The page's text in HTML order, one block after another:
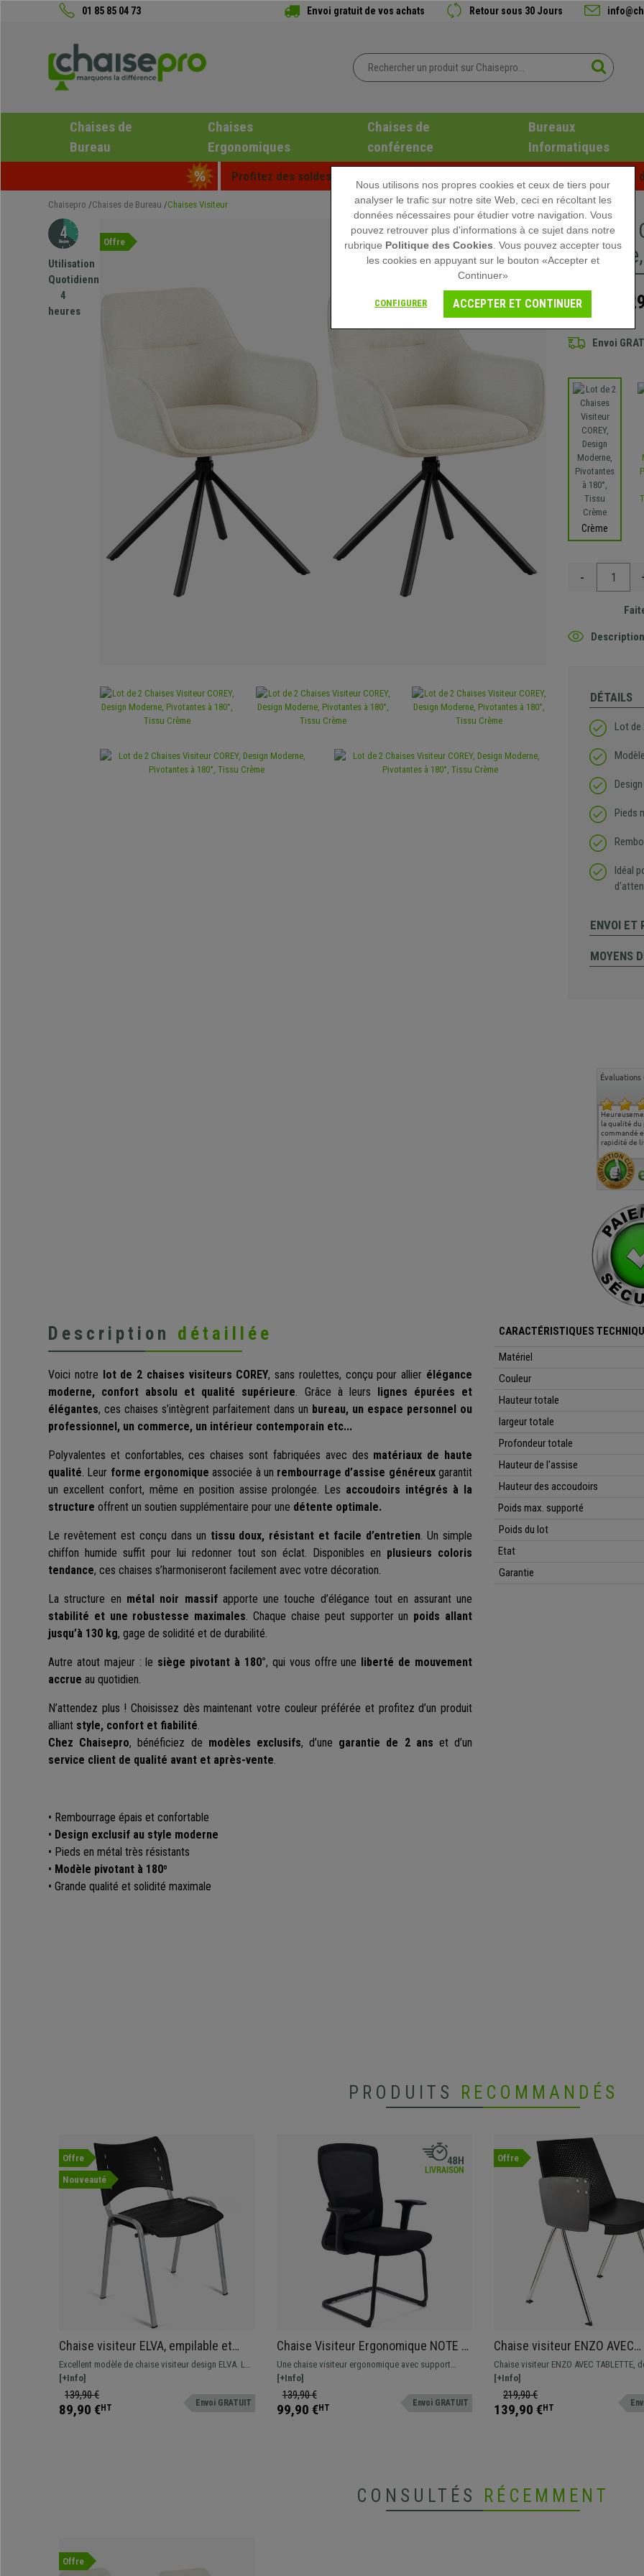
01 85 85 04 73 Envoi gratuit de vos achats Retour sous 30 Jours
Chaises de
Bureau
Chaises
Ergonomiques
Chaises de
conférence
Bureaux
Informatiques
Profitez des soldes d'été chez Chaisepro ! Des réductions exclusives pour une
Chaisepro Chaises de Bureau Chaises Visiteur
Utilisation
Quotidienne
4
heures
Offre
Lot de 2
329,90 €
Envoi
Crème
-
DÉTAILS
Lot de
Pieds
Idéal
ENVOI ET
MOYENS
Évaluations
la qualité
commandé
rapidité de
Description détaillée
Voici notre lot de 2 chaises visiteurs COREY, sans roulettes, conçu pour allier élégance
moderne, confort absolu et qualité supérieure. Grâce à leurs lignes épurées et
élégantes, ces chaises s’intègrent parfaitement dans un bureau, un espace personnel ou
professionnel, un commerce, un intérieur contemporain etc...
Polyvalentes et confortables, ces chaises sont fabriquées avec des matériaux de haute
qualité. Leur forme ergonomique associée à un rembourrage d’assise généreuxgarantit
un excellent confort, même en position assise prolongée. Les accoudoirs intégrés à la
structure offrent un soutien supplémentaire pour une détente optimale.
Le revêtement est conçu dans un tissu doux, résistant et facile d’entretien. Un simple
chiffon humide suffit pour lui redonner tout son éclat. Disponibles en plusieurs coloris
tendance, ces chaises s’harmoniseront facilement avec votre décoration.
La structure en métal noir massifapporte une touche d’élégance tout en assurant une
stabilité et une robustesse maximales. Chaque chaise peut supporter un poids allant
jusqu’à 130 kg, gage de solidité et de durabilité.
Autre atout majeur : le siège pivotant à 180°, qui vous offre une liberté de mouvement
accrue au quotidien.
N’attendez plus ! Choisissez dès maintenant votre couleur préférée et profitez d’un produit
alliant style, confort et fiabilité.
Chez Chaisepro, bénéficiez de modèles exclusifs, d’une garantie de 2 ans et d’un
service client de qualité avant et après-vente.
• Rembourrage épais et confortable
• Design exclusif au style moderne
• Pieds en métal très résistants
• Modèle pivotant à 180º
• Grande qualité et solidité maximale
CARACTÉRISTIQUES
Matériel
Couleur
Hauteur totale
largeur totale
Profondeur totale
Hauteurde l'assise
Hauteurdes accoudoirs
Poids max. supporté
Poids du lot
Etat
Garantie
PRODUITS RECOMMANDÉS
Offre
Nouveauté
Chaise visiteur ELVA, empilable et
très pratique, grande qualité, Noir et
Piétement Gris
Excellent modèle de chaise visiteur design ELVA. Le
modèle est parfait si vous recherchez une chaise
résistante, commode et facile à utiliser. Elle est
idéale pour les salles d’attente, réunion ou
conférence, etc...
[+Info]
139,90 €
89,90 €HT Envoi GRATUIT
Chaise Visiteur Ergonomique NOTE V,
Support Lombaire, Piétement
Métallique, Noir
Une chaise visiteur ergonomique avec support
lombaire, piètement en luge, accoudoirs.
[+Info]
139,90 €
99,90 €HT Envoi GRATUIT
Offre
Chaise visiteur ENZO AVEC
TABLETTE, Commode et
Empilable, Noir
Chaise visiteur ENZO AVEC TABLETTE,
spectaculaire pour donner une touche
salles d'attente de conférences.
différentes couleurs.
[+Info]
219,90 €
139,90 €HT
CONSULTÉS RÉCEMMENT
Offre
Nous utilisons nos propres cookies et ceux de tiers pour
analyser le trafic sur notre site Web, ceci en récoltant les
données nécessaires pour étudier votre navigation. Vous
pouvez retrouver plus d'informations à ce sujet dans notre
rubrique Politique des Cookies . Vous pouvez accepter tous
les cookies en appuyant sur le bouton «Accepter et
Continuer»
CONFIGURER ACCEPTER ET CONTINUER